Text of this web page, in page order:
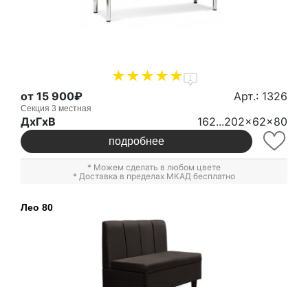
1
от 15 900₽ Арт.: 1326
Секция 3 местная
ДxГxВ 162...202x62x80
подробнее
* Можем сделать в любом цвете
* Доставка в пределах МКАД бесплатно
Лео 80